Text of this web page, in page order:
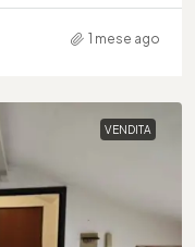
1 mese ago
VENDITA